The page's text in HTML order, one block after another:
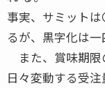
事実、サミット
るが、黒字化は一
また、賞味期限
日々変動する受